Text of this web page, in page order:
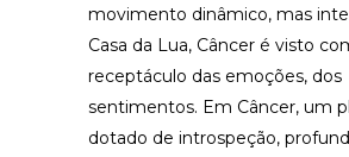
movimento dinâmico, mas
Casa da Lua, Câncer é visto
receptáculo das emoções, dos
sentimentos. Em Câncer, um
dotado de introspeção,